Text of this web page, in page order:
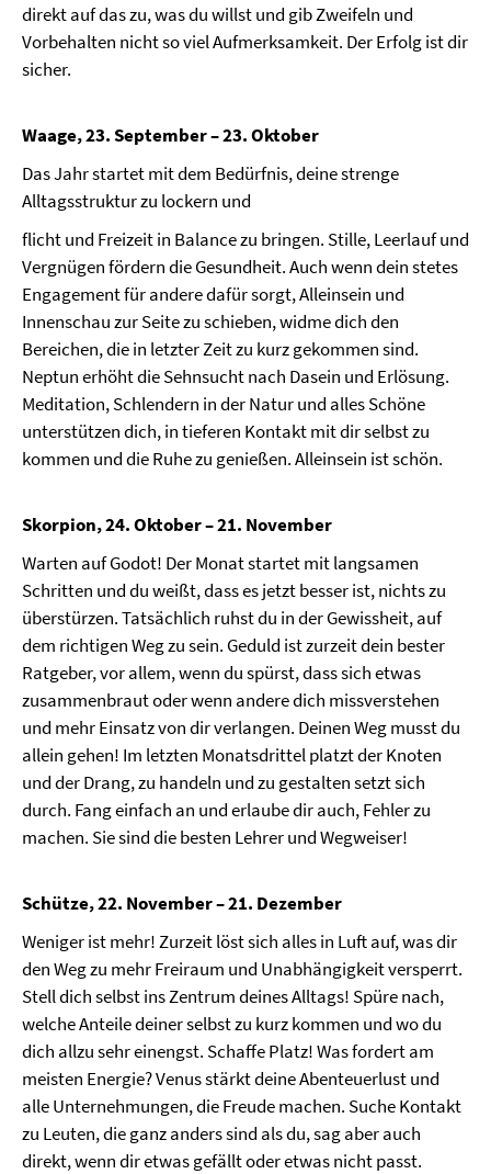
direkt auf das zu, was du willst und gib Zweifeln und
Vorbehalten nicht so viel Aufmerksamkeit. Der Erfolg ist dir
sicher.
Waage, 23. September – 23. Oktober
Das Jahr startet mit dem Bedürfnis, deine strenge
Alltagsstruktur zu lockern und
flicht und Freizeit in Balance zu bringen. Stille, Leerlauf und
Vergnügen fördern die Gesundheit. Auch wenn dein stetes
Engagement für andere dafür sorgt, Alleinsein und
Innenschau zur Seite zu schieben, widme dich den
Bereichen, die in letzter Zeit zu kurz gekommen sind.
Neptun erhöht die Sehnsucht nach Dasein und Erlösung.
Meditation, Schlendern in der Natur und alles Schöne
unterstützen dich, in tieferen Kontakt mit dir selbst zu
kommen und die Ruhe zu genießen. Alleinsein ist schön.
Skorpion, 24. Oktober – 21. November
Warten auf Godot! Der Monat startet mit langsamen
Schritten und du weißt, dass es jetzt besser ist, nichts zu
überstürzen. Tatsächlich ruhst du in der Gewissheit, auf
dem richtigen Weg zu sein. Geduld ist zurzeit dein bester
Ratgeber, vor allem, wenn du spürst, dass sich etwas
zusammenbraut oder wenn andere dich missverstehen
und mehr Einsatz von dir verlangen. Deinen Weg musst du
allein gehen! Im letzten Monatsdrittel platzt der Knoten
und der Drang, zu handeln und zu gestalten setzt sich
durch. Fang einfach an und erlaube dir auch, Fehler zu
machen. Sie sind die besten Lehrer und Wegweiser!
Schütze, 22. November – 21. Dezember
Weniger ist mehr! Zurzeit löst sich alles in Luft auf, was dir
den Weg zu mehr Freiraum und Unabhängigkeit versperrt.
Stell dich selbst ins Zentrum deines Alltags! Spüre nach,
welche Anteile deiner selbst zu kurz kommen und wo du
dich allzu sehr einengst. Schaffe Platz! Was fordert am
meisten Energie? Venus stärkt deine Abenteuerlust und
alle Unternehmungen, die Freude machen. Suche Kontakt
zu Leuten, die ganz anders sind als du, sag aber auch
direkt, wenn dir etwas gefällt oder etwas nicht passt.